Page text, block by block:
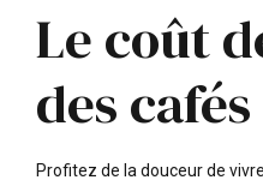
Le coût
des cafés
Profitez de la douceur de